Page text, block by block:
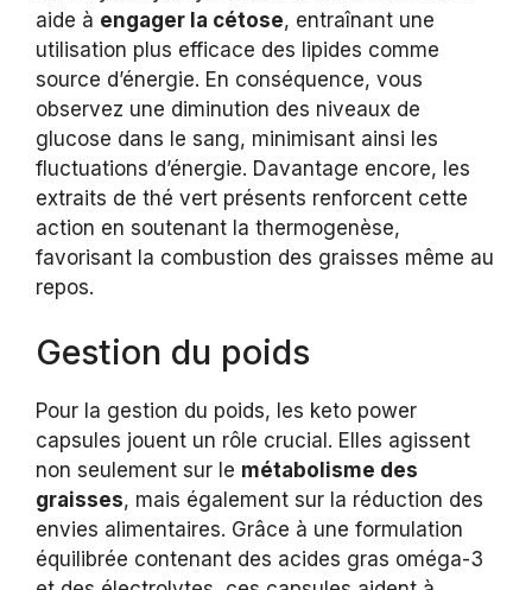
aide à engager la cétose, entraînant une
utilisation plus efficace des lipides comme
source d’énergie. En conséquence, vous
observez une diminution des niveaux de
glucose dans le sang, minimisant ainsi les
fluctuations d’énergie. Davantage encore, les
extraits de thé vert présents renforcent cette
action en soutenant la thermogenèse,
favorisant la combustion des graisses même au
repos.
Gestion du poids
Pour la gestion du poids, les keto power
capsules jouent un rôle crucial. Elles agissent
non seulement sur le métabolisme des
graisses, mais également sur la réduction des
envies alimentaires. Grâce à une formulation
équilibrée contenant des acides gras oméga-3